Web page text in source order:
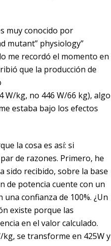
muy conocido por
mutant” physiology”
me recordó el momento en
que la producción de
W/kg, no 446 W/66 kg), algo
estaba bajo los efectos
la cosa es así: si
de razones. Primero, he
sido recibido, sobre la base
de potencia cuente con un
confianza de 100%. ¿Un
existe porque las
en el valor calculado.
kg, se transforme en 425W y